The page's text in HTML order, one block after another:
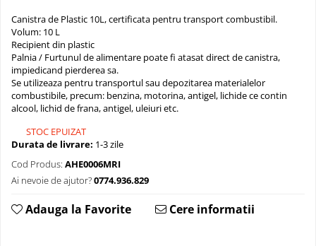
Canistra de Plastic 10L, certificata pentru transport combustibil.
Volum: 10 L
Recipient din plastic
Palnia / Furtunul de alimentare poate fi atasat direct de canistra,
impiedicand pierderea sa.
Se utilizeaza pentru transportul sau depozitarea materialelor
combustibile, precum: benzina, motorina, antigel, lichide ce contin
alcool, lichid de frana, antigel, uleiuri etc.
STOC EPUIZAT
Durata de livrare: 1-3 zile
Cod Produs: AHE0006MRI
Ai nevoie de ajutor?0774.936.829
Adauga la Favorite Cere informatii